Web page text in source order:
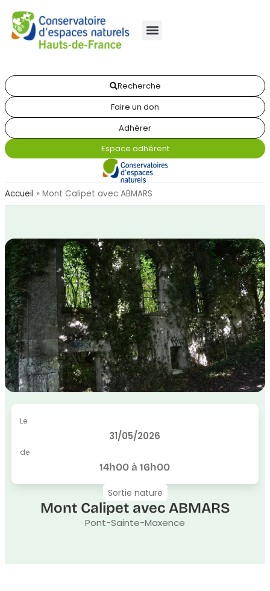
Recherche
Faire un don
Adhérer
Espace adhérent
Accueil » Mont Calipet avec ABMARS
Le
31/05/2026
de
14h00 à 16h00
Sortie nature
Mont Calipet avec ABMARS
Pont-Sainte-Maxence